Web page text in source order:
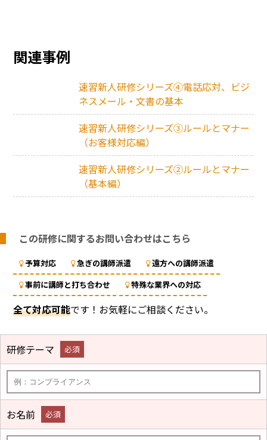
関連事例
速習新人研修シリーズ④電話応対、ビジ
ネスメール・文書の基本
速習新人研修シリーズ③ルールとマナー
（お客様対応編）
速習新人研修シリーズ②ルールとマナー
（基本編）
この研修に関するお問い合わせはこちら
予算対応 急ぎの講師派遣
遠方への講師派遣
事前に講師と打ち合わせ
特殊な業界への対応
全て対応可能です！お気軽にご相談ください。
研修テーマ 必須
お名前 必須